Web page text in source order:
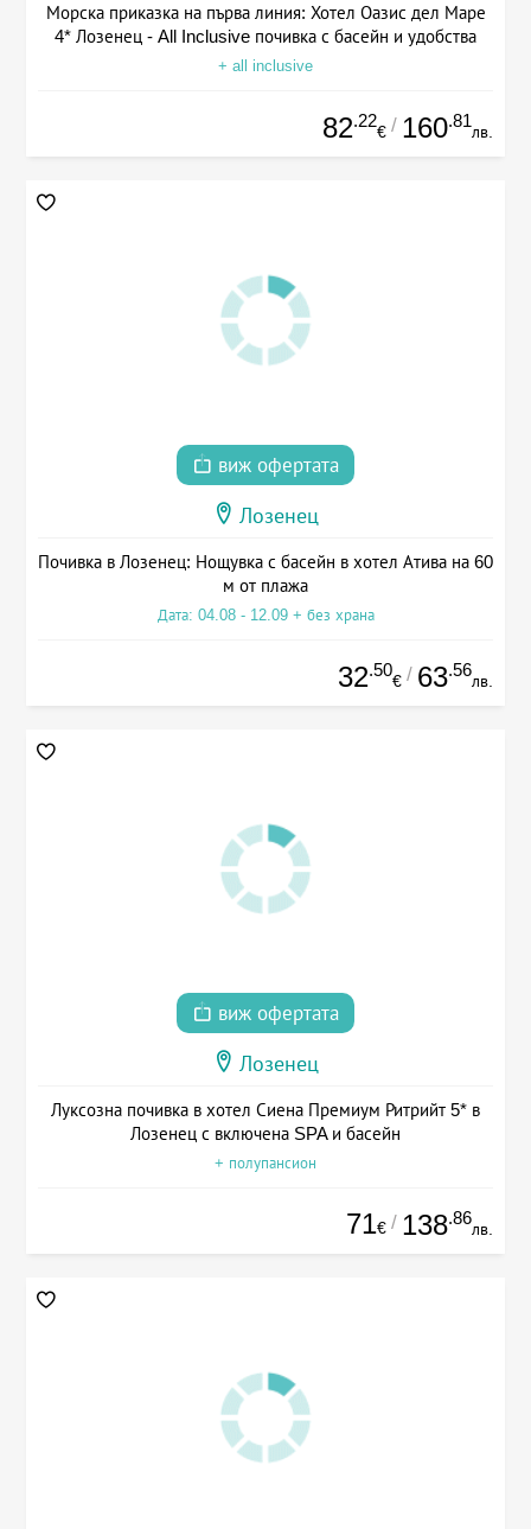
Морска приказка на първа линия: Хотел Оазис дел Маре
4* Лозенец - All Inclusive почивка с басейн и удобства
+ all inclusive
82.22
€ / 160.81
лв.
виж офертата
Лозенец
Почивка в Лозенец: Нощувка с басейн в хотел Атива на 60
м от плажа
Дата: 04.08 - 12.09 + без храна
32.50
€ / 63.56
лв.
виж офертата
Лозенец
Луксозна почивка в хотел Сиена Премиум Ритрийт 5* в
Лозенец с включена SPA и басейн
+ полупансион
71€ / 138.86
лв.